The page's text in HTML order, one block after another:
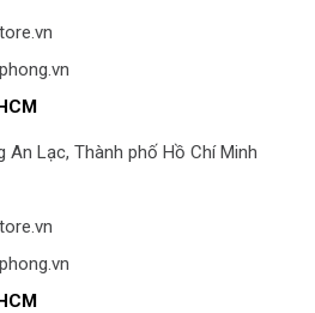
An Lạc, Thành phố Hồ Chí Minh